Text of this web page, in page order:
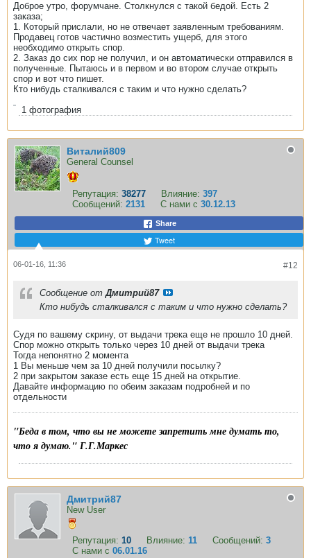
Доброе утро, форумчане. Столкнулся с такой бедой. Есть 2
заказа;
1. Который прислали, но не отвечает заявленным требованиям.
Продавец готов частично возместить ущерб, для этого
необходимо открыть спор.
2. Заказ до сих пор не получил, и он автоматически отправился в
полученные. Пытаюсь и в первом и во втором случае открыть
спор и вот что пишет.
Кто нибудь сталкивался с таким и что нужно сделать?
1 фотография
Виталий809
General Counsel
Репутация: 38277 Влияние: 397
Сообщений: 2131 С нами с 30.12.13
Share
Tweet
#12
06-01-16, 11:36
Сообщение отДмитрий87
Кто нибудь сталкивался с таким и что нужно сделать?
Судя по вашему скрину, от выдачи трека еще не прошло 10 дней.
Спор можно открыть только через 10 дней от выдачи трека
Тогда непонятно 2 момента
1 Вы меньше чем за 10 дней получили посылку?
2 при закрытом заказе есть еще 15 дней на открытие.
Давайте информацию по обеим заказам подробней и по
отдельности
"Беда в том, что вы не можете запретить мне думать то,
что я думаю." Г.Г.Маркес
Дмитрий87
New User
Репутация: 10 Влияние: 11 Сообщений: 3
С нами с 06.01.16